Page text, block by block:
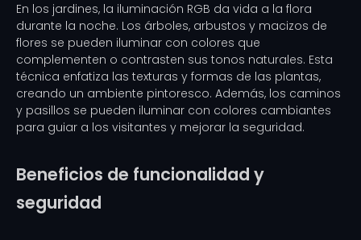
En los jardines, la iluminación RGB da vida a la flora
durante la noche. Los árboles, arbustos y macizos de
flores se pueden iluminar con colores que
complementen o contrasten sus tonos naturales. Esta
técnica enfatiza las texturas y formas de las plantas,
creando un ambiente pintoresco. Además, los caminos
y pasillos se pueden iluminar con colores cambiantes
para guiar a los visitantes y mejorar la seguridad.
Beneficios de funcionalidad y
seguridad